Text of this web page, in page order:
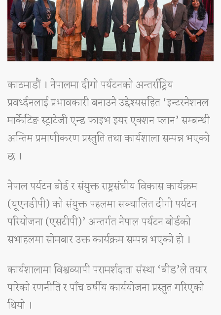
काठमाडौं । नेपालमा दीगो पर्यटनको अन्तर्राष्ट्रिय
प्रवर्ध्दनलाई प्रभावकारी बनाउने उद्देश्यसहित ‘इन्टरनेशनल
मार्केटिङ स्ट्राटेजी एन्ड फाइभ इयर एक्शन प्लान’ सम्बन्धी
अन्तिम प्रमाणीकरण प्रस्तुति तथा कार्यशाला सम्पन्न भएको
छ ।
नेपाल पर्यटन बोर्ड र संयुक्त राष्ट्रसंघीय विकास कार्यक्रम
(यूएनडीपी) को संयुक्त पहलमा सञ्‍चालित दीगो पर्यटन
परियोजना (एसटीपी)’ अन्तर्गत नेपाल पर्यटन बोर्डको
सभाहलमा सोमबार उक्त कार्यक्रम सम्पन्न भएको हो ।
कार्यशालामा विश्वव्यापी परामर्शदाता संस्था ‘बीड’ले तयार
पारेको रणनीति र पाँच वर्षीय कार्ययोजना प्रस्तुत गरिएको
थियो ।